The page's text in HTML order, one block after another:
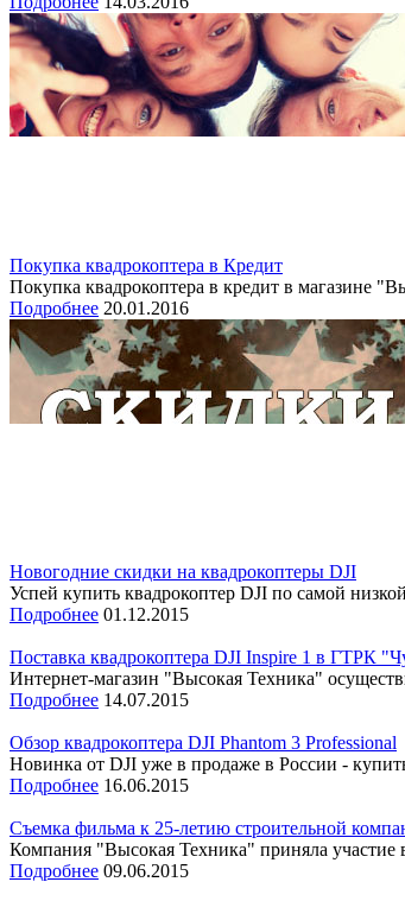
Покупка квадрокоптера в Кредит
Покупка квадрокоптера в кредит в магазине
Подробнее 20.01.2016
Новогодние скидки на квадрокоптеры DJI
Успей купить квадрокоптер DJI по самой
Подробнее 01.12.2015
Поставка квадрокоптера DJI Inspire 1 в ГТРК
Интернет-магазин "Высокая Техника"
Подробнее 14.07.2015
Обзор квадрокоптера DJI Phantom 3 Professional
Новинка от DJI уже в продаже в России -
Подробнее 16.06.2015
Съемка фильма к 25-летию строительной
Компания "Высокая Техника" приняла
Подробнее 09.06.2015